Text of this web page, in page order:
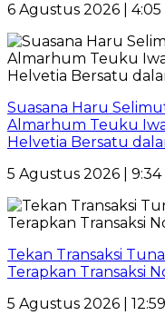
6 Agustus 2026 |
Suasana Haru
Almarhum Teuku
Helvetia Bersatu
5 Agustus 2026 |
Tekan Transaksi
Terapkan Transaksi
5 Agustus 2026 |